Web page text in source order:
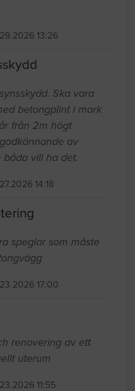
13:26
Ska vara
betongplint i mark
från 2m högt
av
vill ha det.
14:18
speglar som måste
17:00
renovering av ett
uterum
11:55